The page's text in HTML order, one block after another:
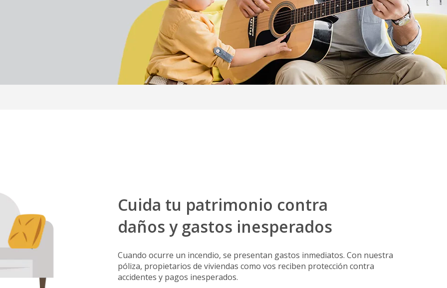
Cuida tu patrimonio contra
daños y gastos inesperados
Cuando ocurre un incendio, se presentan gastos inmediatos. Con nuestra
póliza, propietarios de viviendas como vos reciben protección contra
accidentes y pagos inesperados.